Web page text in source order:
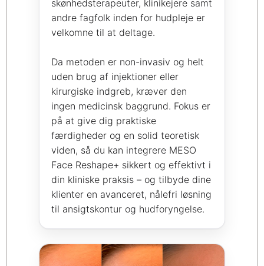
skønhedsterapeuter, klinikejere samt
andre fagfolk inden for hudpleje er
velkomne til at deltage.
Da metoden er non-invasiv og helt
uden brug af injektioner eller
kirurgiske indgreb, kræver den
ingen medicinsk baggrund. Fokus er
på at give dig praktiske
færdigheder og en solid teoretisk
viden, så du kan integrere MESO
Face Reshape+ sikkert og effektivt i
din kliniske praksis – og tilbyde dine
klienter en avanceret, nålefri løsning
til ansigtskontur og hudforyngelse.